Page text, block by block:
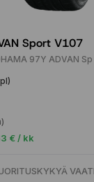
Sport V107
97Y ADVAN Sp
€ / kk